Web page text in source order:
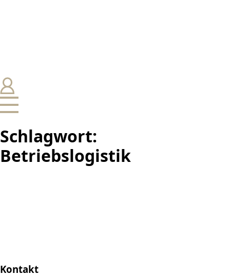
Schlagwort:
Betriebslogistik
Kontakt